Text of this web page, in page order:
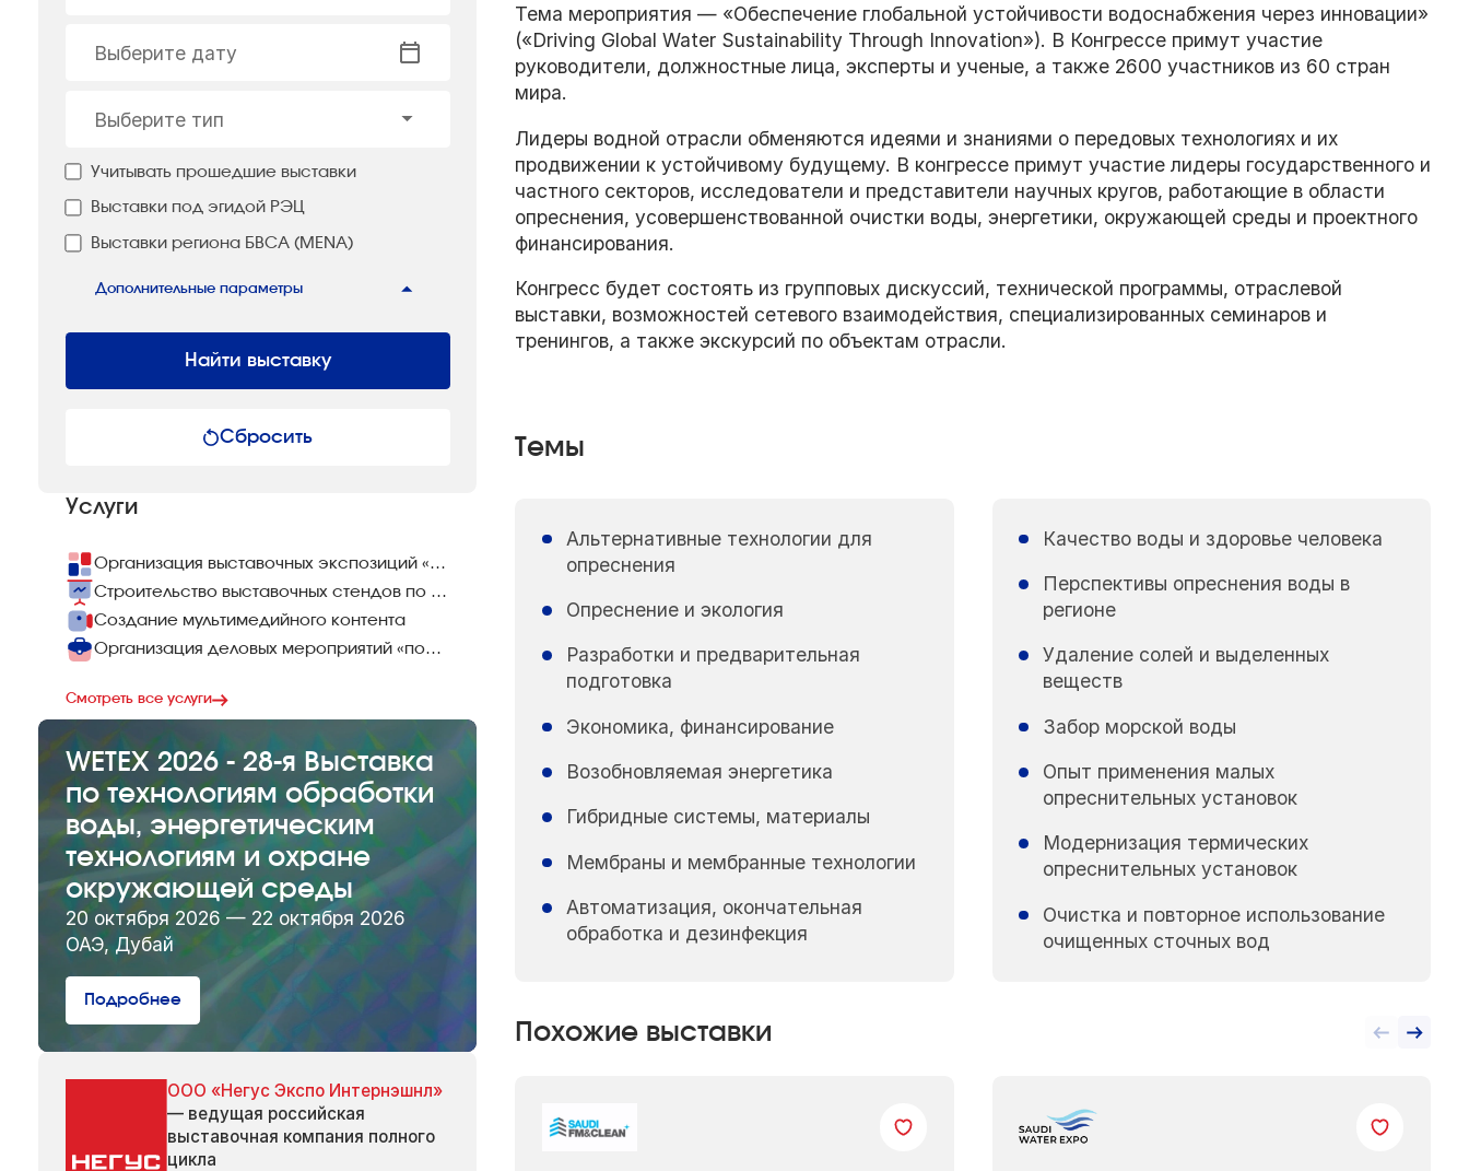
Выберите дату
Выберите тип
Учитывать прошедшие выставки
Выставки под эгидой РЭЦ
Выставки региона БВСА (MENA)
Дополнительные параметры
Найти выставку
Сбросить
Услуги
Организация выставочных экспозиций «под ключ»
Строительство выставочных стендов по всему миру
Создание мультимедийного контента
Организация деловых мероприятий «под ключ»
Смотреть все услуги
WETEX 2026 - 28-я Выставка
по технологиям обработки
воды, энергетическим
технологиям и охране
окружающей среды
20 октября 2026 — 22 октября 2026
ОАЭ, Дубай
Подробнее
ООО «Негус Экспо Интернэшнл»
— ведущая российская
выставочная компания полного
цикла
Тема мероприятия — «Обеспечение глобальной устойчивости водоснабжения через инновации»
(«Driving Global Water Sustainability Through Innovation»). В Конгрессе примут участие
руководители, должностные лица, эксперты и ученые, а также 2600 участников из 60 стран
мира.
Лидеры водной отрасли обменяются идеями и знаниями о передовых технологиях и их
продвижении к устойчивому будущему. В конгрессе примут участие лидеры государственного и
частного секторов, исследователи и представители научных кругов, работающие в области
опреснения, усовершенствованной очистки воды, энергетики, окружающей среды и проектного
финансирования.
Конгресс будет состоять из групповых дискуссий, технической программы, отраслевой
выставки, возможностей сетевого взаимодействия, специализированных семинаров и
тренингов, а также экскурсий по объектам отрасли.
Темы
Альтернативные технологии для
опреснения
Опреснение и экология
Разработки и предварительная
подготовка
Экономика, финансирование
Возобновляемая энергетика
Гибридные системы, материалы
Мембраны и мембранные технологии
Автоматизация, окончательная
обработка и дезинфекция
Качество воды и здоровье человека
Перспективы опреснения воды в
регионе
Удаление солей и выделенных
веществ
Забор морской воды
Опыт применения малых
опреснительных установок
Модернизация термических
опреснительных установок
Очистка и повторное использование
очищенных сточных вод
Похожие выставки